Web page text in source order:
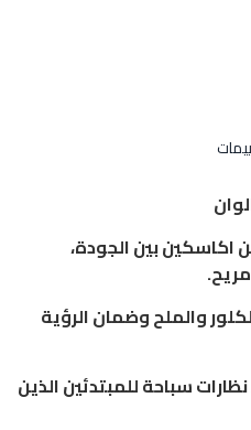
اكاسكين بين الجودة،
والملح وضمان الرؤية
سباحة للمبتدئين الذين